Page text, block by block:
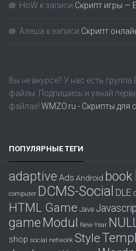
HoW к записи Скрипт игры —
Алеша к записи Скрипт
Вы не вкурсе? У нас есть группа
файлы. Подпишись и узнай
файлах! WMZO.ru - Скрипты для
ПОПУЛЯРНЫЕ ТЕГИ
adaptive Ads Android book
computer DCMS-Social DLE
HTML Game Java
gameModul New-Year
shop social network Style